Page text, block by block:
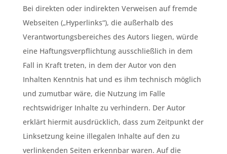
Bei direkten oder indirekten Verweisen auf fremde
Webseiten („Hyperlinks“), die außerhalb des
Verantwortungsbereiches des Autors liegen, würde
eine Haftungsverpflichtung ausschließlich in dem
Fall in Kraft treten, in dem der Autor von den
Inhalten Kenntnis hat und es ihm technisch möglich
und zumutbar wäre, die Nutzung im Falle
rechtswidriger Inhalte zu verhindern. Der Autor
erklärt hiermit ausdrücklich, dass zum Zeitpunkt der
Linksetzung keine illegalen Inhalte auf den zu
verlinkenden Seiten erkennbar waren. Auf die